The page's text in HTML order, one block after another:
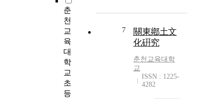
춘
천
교
육
대
학
교
초
등
7
關東鄕土文
化硏究
춘천교육대학
교
ISSN : 1225-
4282